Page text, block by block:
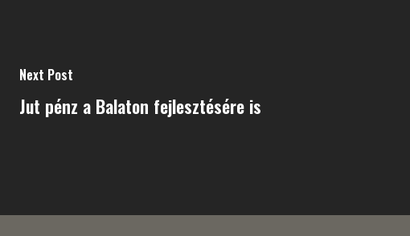
Next Post
Jut pénz a Balaton fejlesztésére is